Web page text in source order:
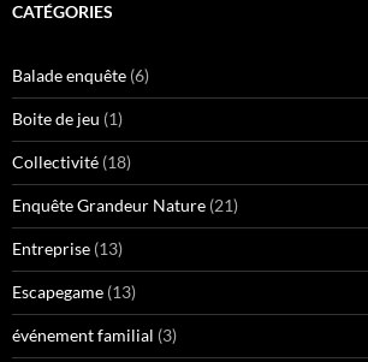
CATÉGORIES
Balade enquête (6)
Boite de jeu (1)
Collectivité (18)
Enquête Grandeur Nature (21)
Entreprise (13)
Escapegame (13)
événement familial (3)